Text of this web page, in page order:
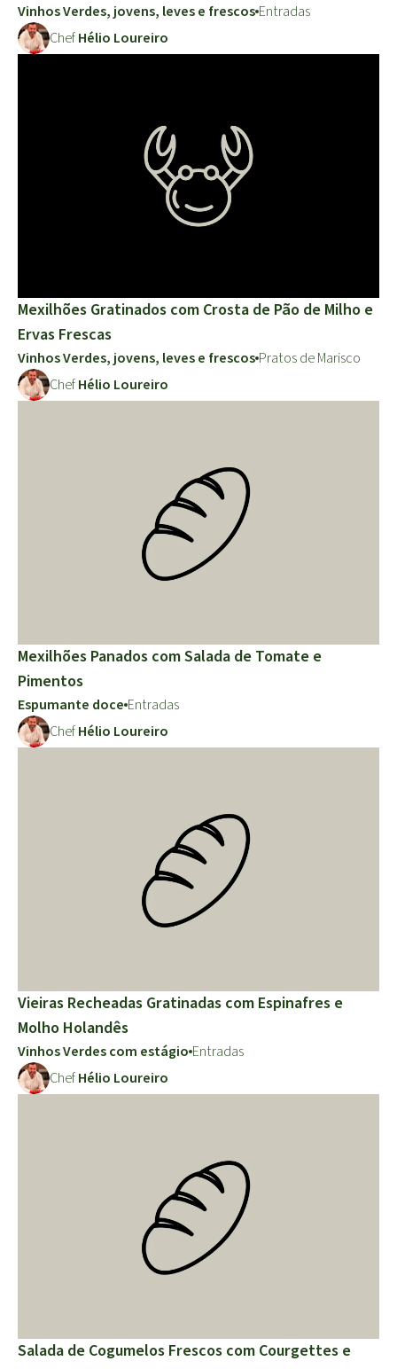
Vinhos Verdes, jovens, leves e frescos Entradas
ChefHélio Loureiro
Mexilhões Gratinados com Crosta de Pão de Milho e
Ervas Frescas
Vinhos Verdes, jovens, leves e frescos Pratos de Marisco
ChefHélio Loureiro
Mexilhões Panados com Salada de Tomate e
Pimentos
Espumante doce Entradas
ChefHélio Loureiro
Vieiras Recheadas Gratinadas com Espinafres e
Molho Holandês
Vinhos Verdes com estágio Entradas
ChefHélio Loureiro
Salada de Cogumelos Frescos com Courgettes e